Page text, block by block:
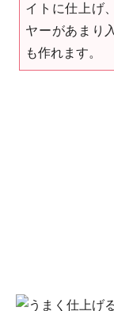
イトに仕上げ
ヤーがあまり
も作れます。